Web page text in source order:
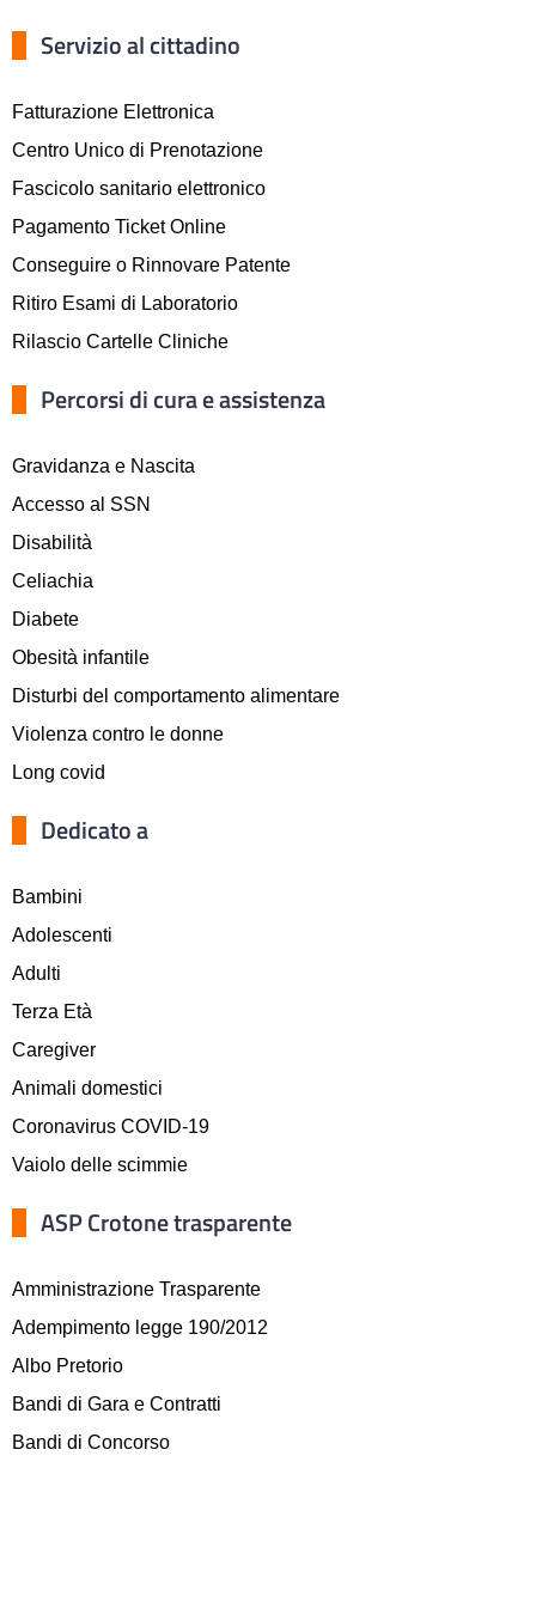
Servizio al cittadino
Fatturazione Elettronica
Centro Unico di Prenotazione
Fascicolo sanitario elettronico
Pagamento Ticket Online
Conseguire o Rinnovare Patente
Ritiro Esami di Laboratorio
Rilascio Cartelle Cliniche
Percorsi di cura e assistenza
Gravidanza e Nascita
Accesso al SSN
Disabilità
Celiachia
Diabete
Obesità infantile
Disturbi del comportamento alimentare
Violenza contro le donne
Long covid
Dedicato a
Bambini
Adolescenti
Adulti
Terza Età
Caregiver
Animali domestici
Coronavirus COVID-19
Vaiolo delle scimmie
ASP Crotone trasparente
Amministrazione Trasparente
Adempimento legge 190/2012
Albo Pretorio
Bandi di Gara e Contratti
Bandi di Concorso